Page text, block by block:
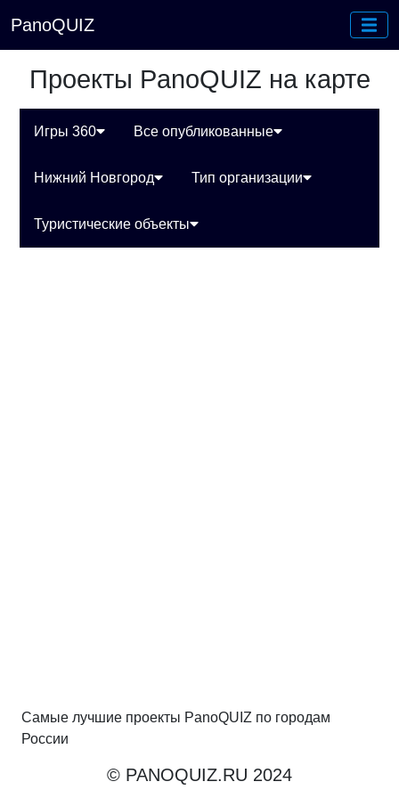
PanoQUIZ
Проекты PanoQUIZ на карте
Игры 360 Все опубликованные
Нижний Новгород Тип организации
Туристические объекты
Самые лучшие проекты PanoQUIZ по городам
России
© PANOQUIZ.RU 2024